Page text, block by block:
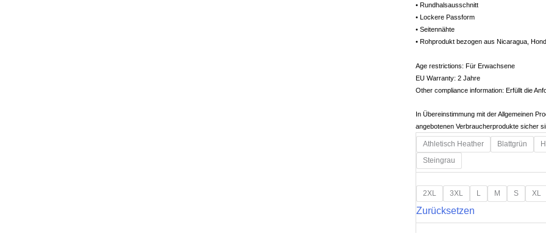
• Rundhalsausschnitt
• Lockere Passform
• Seitennähte
• Rohprodukt bezogen aus Nicaragua,
Age restrictions: Für Erwachsene
EU Warranty: 2 Jahre
Other compliance information: Erfüllt die
In Übereinstimmung mit der Allgemeinen
angebotenen Verbraucherprodukte sicher
Athletisch Heather Blattgrün
Steingrau
2XL 3XL L M S XL
Zurücksetzen
Damen
Premiumshirt
Menge